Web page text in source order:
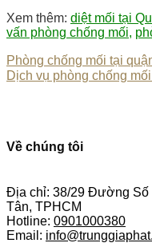
Xem thêm: diệt mối tại
vấn phòng chống mối,
Phòng chống mối tại
Dịch vụ phòng chống
Về chúng tôi
Địa chỉ: 38/29 Đường Số
Tân, TPHCM
Hotline: 0901000380
Email: